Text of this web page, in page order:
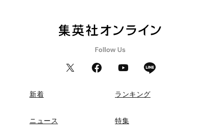
新着 ランキング
ニュース 特集